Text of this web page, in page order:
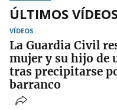
ÚLTIMOS
VÍDEOS
La Guardia Civil
mujer y su hijo de
tras precipitarse
barranco